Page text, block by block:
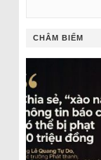
CHÂM BIẾM